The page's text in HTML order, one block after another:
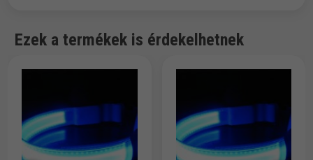
Ezek a termékek is érdekelhetnek